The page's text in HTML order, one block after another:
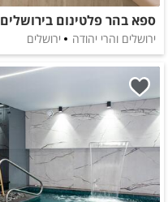
ספא בהר פלטינום בירושלים
ירושלים והרי יהודה ירושלים